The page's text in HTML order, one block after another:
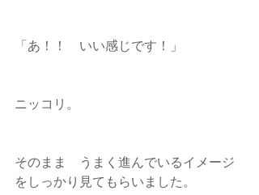
「あ！！　いい感じです！」
ニッコリ。
そのまま　うまく進んでいるイメージ
をしっかり見てもらいました。